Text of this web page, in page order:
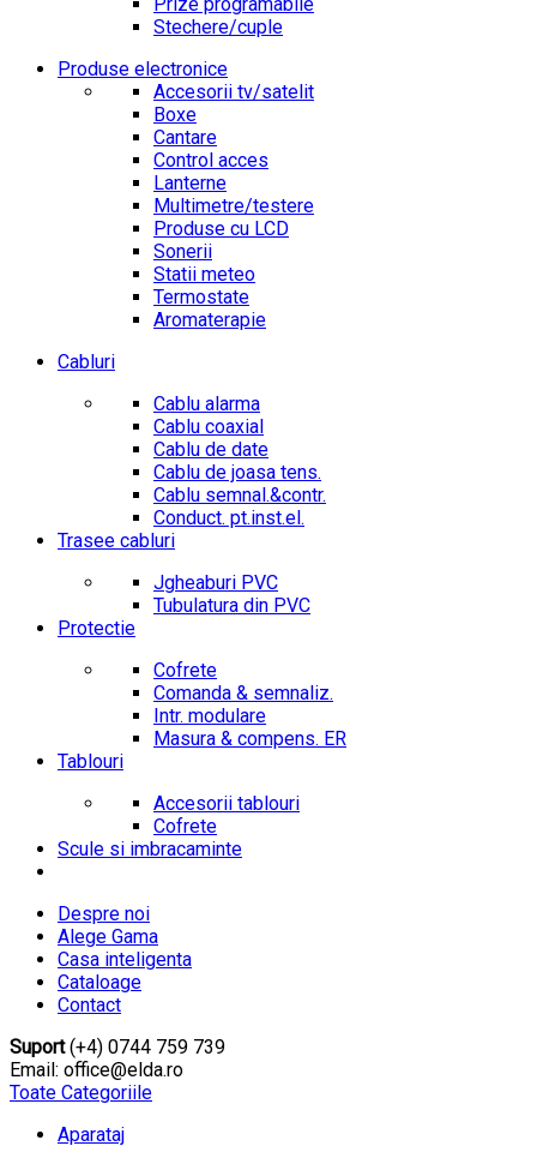
Stechere/cuple
Produse electronice
Accesorii tv/satelit
Boxe
Cantare
Control acces
Lanterne
Multimetre/testere
Produse cu LCD
Sonerii
Statii meteo
Termostate
Aromaterapie
Cabluri
Cablu alarma
Cablu coaxial
Cablu de date
Cablu de joasa tens.
Cablu semnal.&contr.
Conduct. pt.inst.el.
Trasee cabluri
Jgheaburi PVC
Tubulatura din PVC
Protectie
Cofrete
Comanda & semnaliz.
Intr. modulare
Masura & compens. ER
Tablouri
Accesorii tablouri
Cofrete
Scule si imbracaminte
Despre noi
Alege Gama
Casa inteligenta
Cataloage
Contact
Suport(+4) 0744 759 739
Email: office@elda.ro
Toate Categoriile
Aparataj